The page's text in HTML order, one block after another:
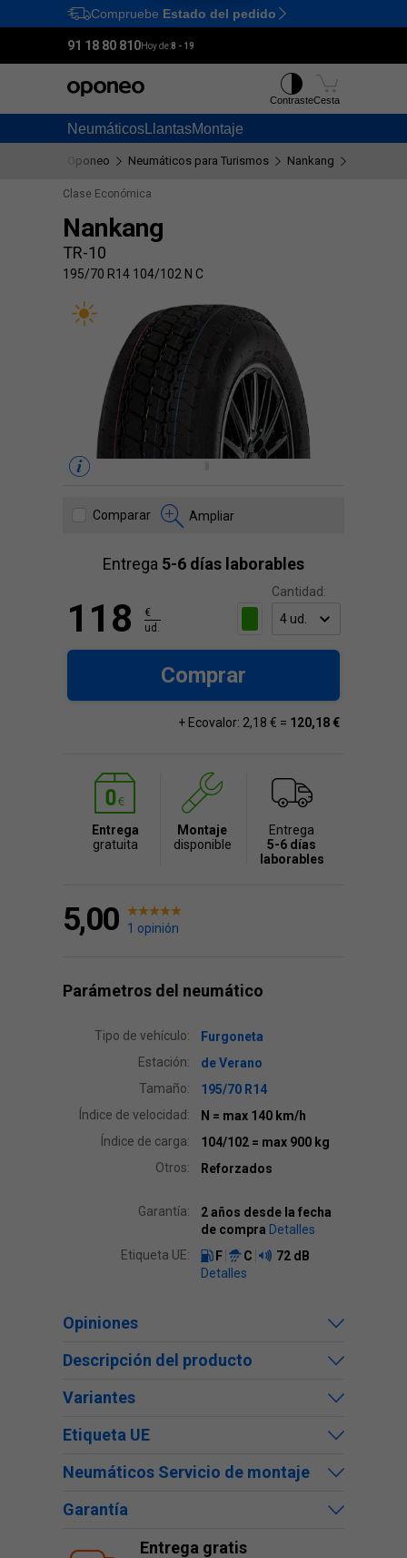
Ctrl M
Compruebe Estado del pedido
91 18 80 810Hoy de:8 - 19
Neumáticos LlantasMontaje
ContrasteCesta
Oponeo Neumáticos para Turismos Nankang
Clase Económica
Nankang
TR-10
195/70 R14 104/102 N C
Comparar Ampliar
Entrega 5-6 días laborables
Cantidad:
118
€
ud.
Comprar
+ Ecovalor: 2,18 € = 120,18 €
Entrega
gratuita
Montaje
disponible
Entrega
5-6 días
laborables
5,00 1 opinión
Parámetros del neumático
Tipo de vehículo:
Furgoneta
Estación:
de Verano
Tamaño:
195/70 R14
Índice de velocidad:
N = max 140 km/h
Índice de carga:
104/102 = max 900 kg
Otros:
Reforzados
Garantía:
2 años desde la fecha
de compra Detalles
Etiqueta UE:
F C
72 dB
Detalles
Opiniones
Descripción del producto
Variantes
Etiqueta UE
Neumáticos Servicio de montaje
Garantía
Entrega gratis